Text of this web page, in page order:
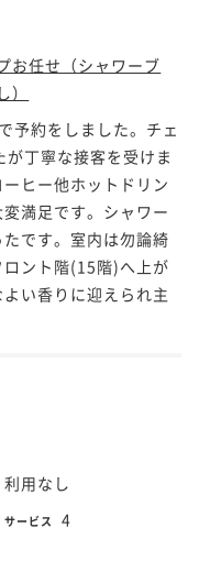
お任せ（シャワーブ
予約をしました。チェ
丁寧な接客を受けま
ヒー他ホットドリン
満足です。シャワー
です。室内は勿論綺
ント階(15階)へ上が
い香りに迎えられ主
利用なし
サービス 4